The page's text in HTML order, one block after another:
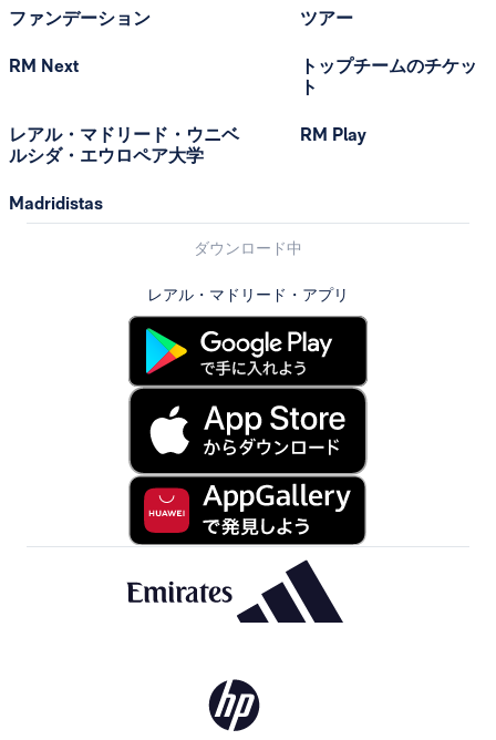
ファンデーション
RM Next
レアル・マドリード・ウニベ
ルシダ・エウロペア大学
Madridistas
ツアー
トップチームのチケッ
ト
RM Play
ダウンロード中
レアル・マドリード・アプリ